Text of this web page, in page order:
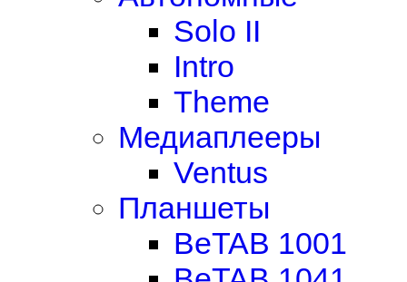
Solo II
Intro
Theme
Медиаплееры
Ventus
Планшеты
BeTAB 1001